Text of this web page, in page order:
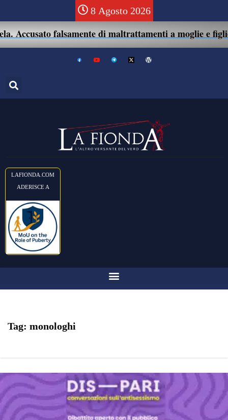
8 Agosto 2026
Accusato falsamente di maltrattamenti a moglie e figlio:
LAFIONDA.COM
ADERISCE A
Tag: monologhi